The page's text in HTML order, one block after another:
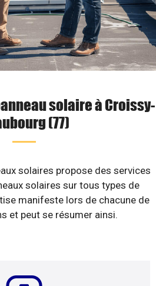
solaire à Croissy-
(77)
solaires propose des services
solaires sur tous types de
manifeste lors de chacune de
et peut se résumer ainsi.